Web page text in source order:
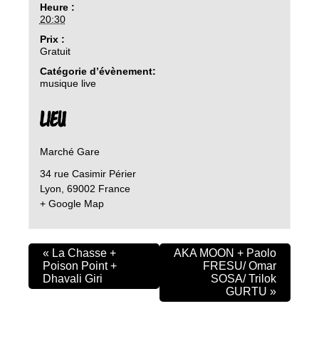
Heure :
20:30
Prix :
Gratuit
Catégorie d’évènement:
musique live
LIEU
Marché Gare
34 rue Casimir Périer
Lyon 69002 France
+ Google Map
« La Chasse +
Poison Point +
Dhavali Giri
AKA MOON + Paolo
FRESU/ Omar
SOSA/ Trilok
GURTU »